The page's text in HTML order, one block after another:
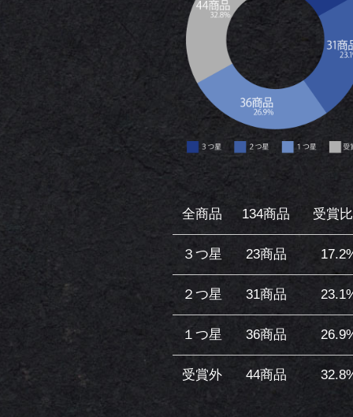
全商品 134商品 受賞
３つ星 23商品
２つ星 31商品
１つ星 36商品
受賞外 44商品